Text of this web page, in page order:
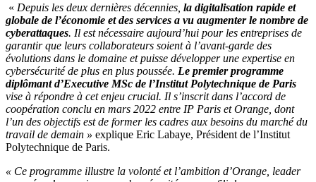
« Depuis les deux dernières décennies, la digitalisation rapide et
globale de l’économie et des services a vu augmenter le nombre de
cyberattaques. Il est nécessaire aujourd’hui pour les entreprises de
garantir que leurs collaborateurs soient à l’avant-garde des
évolutions dans le domaine et puisse développer une expertise en
cybersécurité de plus en plus poussée. Le premier programme
diplômant d’Executive MSc de l’Institut Polytechnique de Paris
vise à répondre à cet enjeu crucial. Il s’inscrit dans l’accord de
coopération conclu en mars 2022 entre IP Paris et Orange, dont
l’un des objectifs est de former les cadres aux besoins du marché du
travail de demain » explique Eric Labaye, Président de l’Institut
Polytechnique de Paris.
« Ce programme illustre la volonté et l’ambition d’Orange, leader